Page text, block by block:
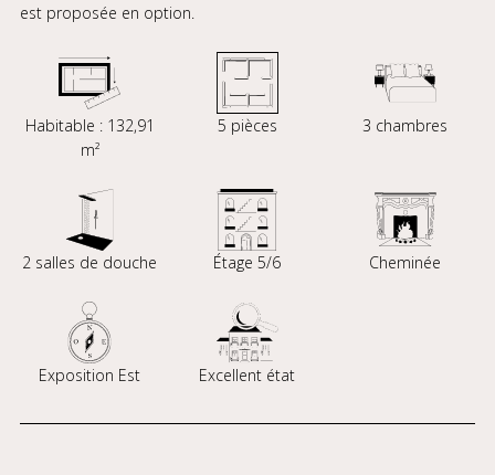
est proposée en option.
Habitable : 132,91
m²
5 pièces 3 chambres
2 salles de douche Étage 5/6 Cheminée
Exposition Est Excellent état